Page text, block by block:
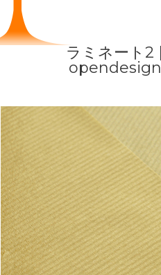
ラミネート2
opendesign